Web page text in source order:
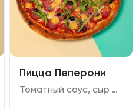
Пицца Пеперони
Томатный соус, сыр моцарелла, салями, халапеньо, помидоры черри, маслины, сыр чеддер, руккола, орегано